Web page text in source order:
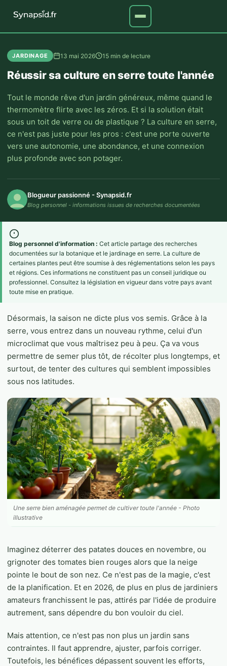
JARDINAGE 13 mai 2026 15 min de lecture
Réussir sa culture en serre toute l'année
Tout le monde rêve d'un jardin généreux, même quand le
thermomètre flirte avec les zéros. Et si la solution était
sous un toit de verre ou de plastique ? La culture en serre,
ce n'est pas juste pour les pros : c'est une porte ouverte
vers une autonomie, une abondance, et une connexion
plus profonde avec son potager.
Blogueur passionné - Synapsid.fr
Blog personnel - informations issues de recherches documentées
Blog personnel d'information : Cet article partage des recherches
documentées sur la botanique et le jardinage en serre. La culture de
certaines plantes peut être soumise à des réglementations selon les pays
et régions. Ces informations ne constituent pas un conseil juridique ou
professionnel. Consultez la législation en vigueur dans votre pays avant
toute mise en pratique.
Désormais, la saison ne dicte plus vos semis. Grâce à la
serre, vous entrez dans un nouveau rythme, celui d'un
microclimat que vous maîtrisez peu à peu. Ça va vous
permettre de semer plus tôt, de récolter plus longtemps, et
surtout, de tenter des cultures qui semblent impossibles
sous nos latitudes.
Une serre bien aménagée permet de cultiver toute l'année - Photo
illustrative
Imaginez déterrer des patates douces en novembre, ou
grignoter des tomates bien rouges alors que la neige
pointe le bout de son nez. Ce n'est pas de la magie, c'est
de la planification. Et en 2026, de plus en plus de jardiniers
amateurs franchissent le pas, attirés par l'idée de produire
autrement, sans dépendre du bon vouloir du ciel.
Mais attention, ce n'est pas non plus un jardin sans
contraintes. Il faut apprendre, ajuster, parfois corriger.
Toutefois, les bénéfices dépassent souvent les efforts,